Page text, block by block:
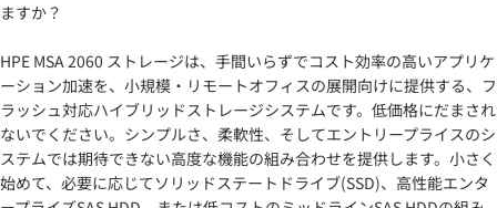
ますか？
HPE MSA 2060 ストレージは、手間いらずでコスト効率の高いアプリケ
ーション加速を、小規模・リモートオフィスの展開向けに提供する、フ
ラッシュ対応ハイブリッドストレージシステムです。低価格にだまされ
ないでください。シンプルさ、柔軟性、そしてエントリープライスのシ
ステムでは期待できない高度な機能の組み合わせを提供します。小さく
始めて、必要に応じてソリッドステートドライブ(SSD)、高性能エンタ